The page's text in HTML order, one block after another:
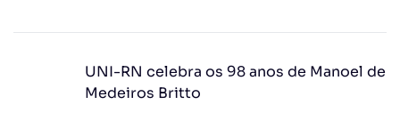
UNI-RN celebra os 98 anos de Manoel de
Medeiros Britto